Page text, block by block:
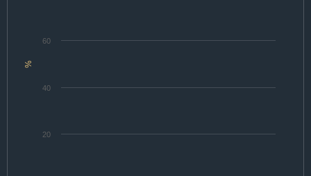
%
20
40
60